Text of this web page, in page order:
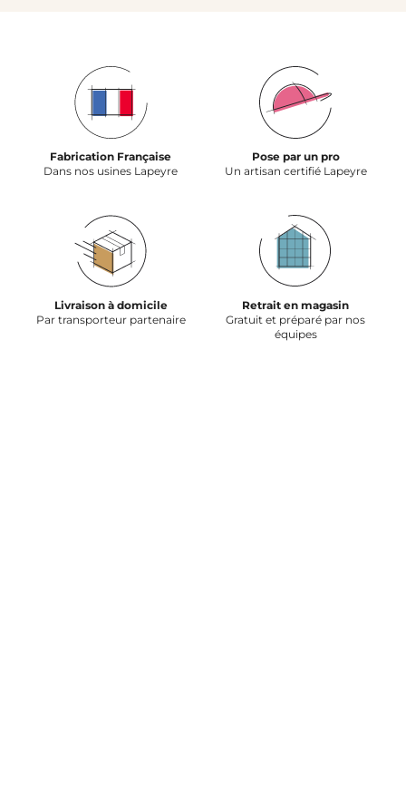
Fabrication Française
Dans nos usines Lapeyre
Pose par un pro
Un artisan certifié Lapeyre
Livraison à domicile
Par transporteur partenaire
Retrait en magasin
Gratuit et préparé par nos
équipes